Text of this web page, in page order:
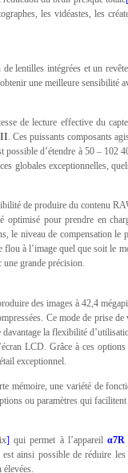
les vidéastes, les
lentilles intégrées et un
une meilleure sensibilité
de lecture effective du
. Ces puissants composants
possible d’étendre à 50 – 102
globales exceptionnelles,
de produire du contenu
pour prendre en
le niveau de compensation le
à l’image quel que soit le
une grande précision.
des images à 42,4
Ce mode de prise de
davantage la flexibilité
LCD. Grâce à ces options
exceptionnel.
mémoire, une variété de
ou paramètres qui
] qui permet à l’appareil
ainsi possible de réduire